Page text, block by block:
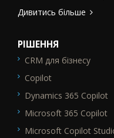
Дивитись більше
РІШЕННЯ
SEO_FTR1
CRM для бізнесу
Copilot
Dynamics 365 Copilot
Microsoft 365 Copilot
Microsoft Copilot